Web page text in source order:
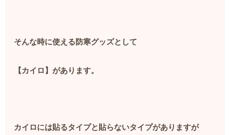
そんな時に使える防寒グッズとして
【カイロ】があります。
カイロには貼るタイプと貼らないタイプがありますが